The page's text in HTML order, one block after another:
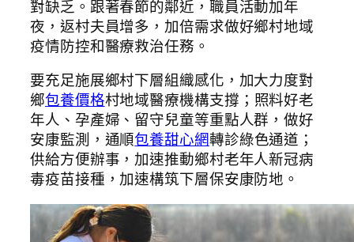
對缺乏。跟著春節的鄰近，職員活動加年
夜，返村夫員增多，加倍需求做好鄉村地域
疫情防控和醫療救治任務。
要充足施展鄉村下層組織感化，加大力度對
鄉包養價格村地域醫療機構支撐；照料好老
年人、孕產婦、留守兒童等重點人群，做好
安康監測，通順包養甜心網轉診綠色通道；
供給方便辦事，加速推動鄉村老年人新冠病
毒疫苗接種，加速構筑下層保安康防地。